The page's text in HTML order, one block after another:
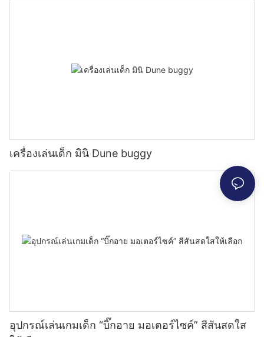
เครื่องเล่นเด็ก มินิ Dune buggy
อุปกรณ์เล่นเกมเด็ก “บิ๊กอาย มอเตอร์ไซค์” สีสันสดใส